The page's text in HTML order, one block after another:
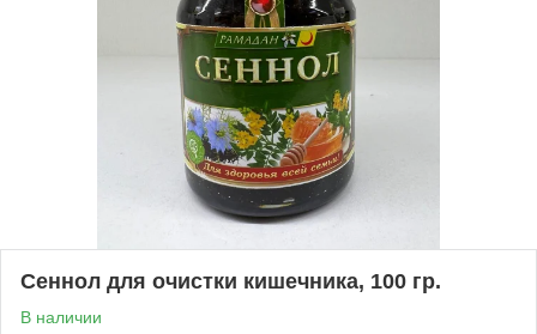
Сеннол для очистки кишечника, 100 гр.
В наличии